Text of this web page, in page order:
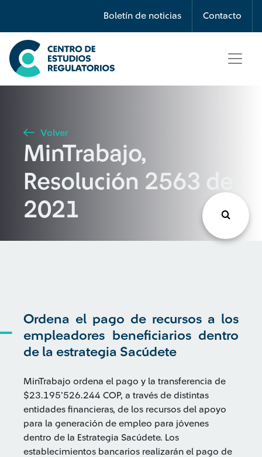
Boletín de noticias Contacto
Búsqueda
Seleccione país
Buscar
Volver
MinTrabajo,
Resolución 2563 de
2021
Ordena el pago de recursos a los
empleadores beneficiarios dentro
de la estrategia Sacúdete
MinTrabajo ordena el pago y la transferencia de
$23.195’526.244 COP, a través de distintas
entidades financieras, de los recursos del apoyo
para la generación de empleo para jóvenes
dentro de la Estrategia Sacúdete. Los
establecimientos bancarios realizarán el pago de